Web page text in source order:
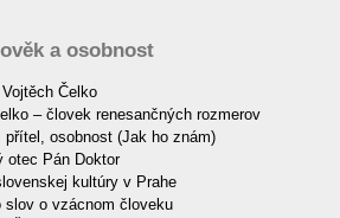
a osobnost
Čelko
– človek renesančných rozmerov
přítel, osobnost (Jak ho znám)
otec Pán Doktor
kultúry v Prahe
slov o vzácnom človeku